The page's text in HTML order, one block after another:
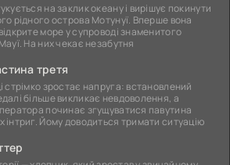
на заклик океану і вирішує покинути
рідного острова Мотунуї. Вперше вона
море у супроводі знаменитого
На них чекає незабутня
третя
стрімко зростає напруга: встановлений
більше викликає невдоволення, а
починає згущуватися павутина
інтриг. Йому доводиться тримати ситуацію